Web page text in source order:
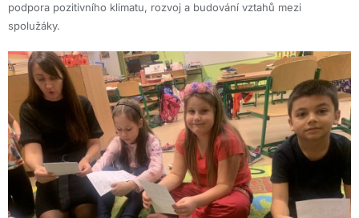
podpora pozitivního klimatu, rozvoj a budování vztahů mezi
spolužáky.